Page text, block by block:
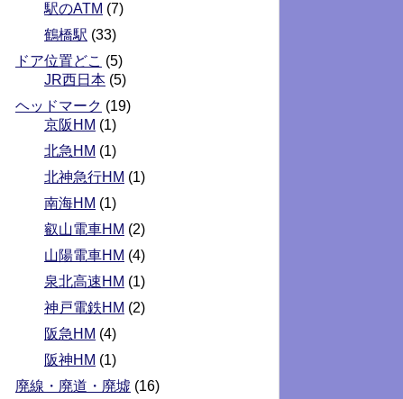
駅のATM (7)
鶴橋駅 (33)
ドア位置どこ (5)
JR西日本 (5)
ヘッドマーク (19)
京阪HM (1)
北急HM (1)
北神急行HM (1)
南海HM (1)
叡山電車HM (2)
山陽電車HM (4)
泉北高速HM (1)
神戸電鉄HM (2)
阪急HM (4)
阪神HM (1)
廃線・廃道・廃墟 (16)